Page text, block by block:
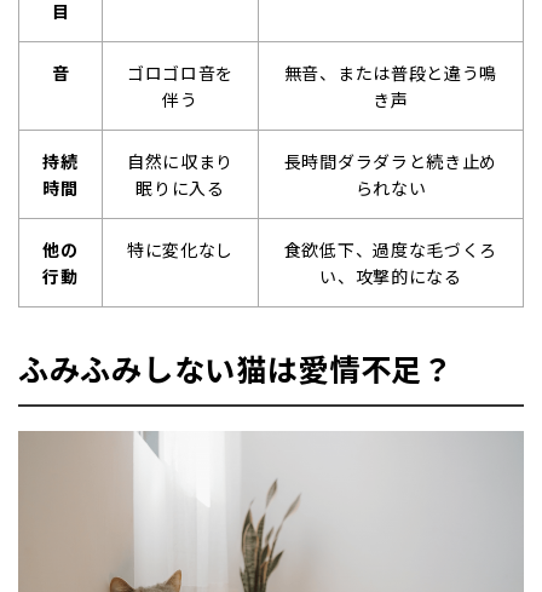
目
音
ゴロゴロ音を
伴う
無音、または普段と違う鳴
き声
持続
時間
自然に収まり
眠りに入る
長時間ダラダラと続き止め
られない
他の
行動
特に変化なし
食欲低下、過度な毛づくろ
い、攻撃的になる
ふみふみしない猫は愛情不足？